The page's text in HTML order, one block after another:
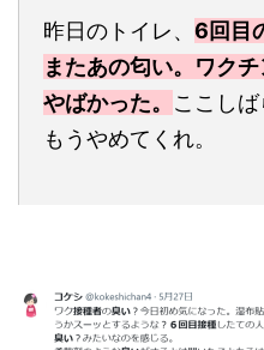
昨日のトイレ、 6回目
またあの匂い。ワク
やばかった。 ここしば
もうやめてくれ。